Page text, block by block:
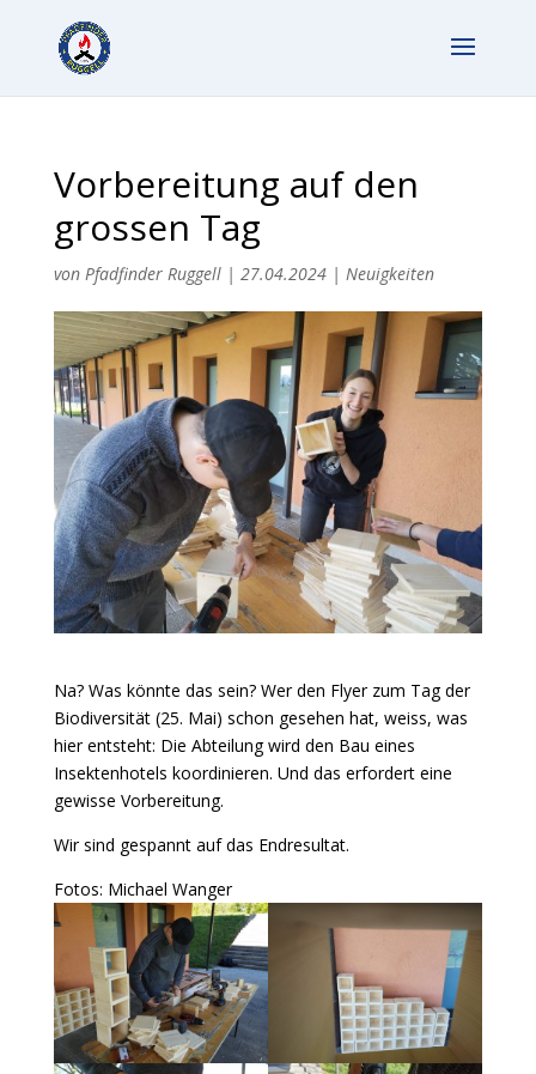
Vorbereitung auf den
grossen Tag
von Pfadfinder Ruggell| 27.04.2024| Neuigkeiten
Na? Was könnte das sein? Wer den Flyer zum Tag der
Biodiversität (25. Mai) schon gesehen hat, weiss, was
hier entsteht: Die Abteilung wird den Bau eines
Insektenhotels koordinieren. Und das erfordert eine
gewisse Vorbereitung.
Wir sind gespannt auf das Endresultat.
Fotos: Michael Wanger